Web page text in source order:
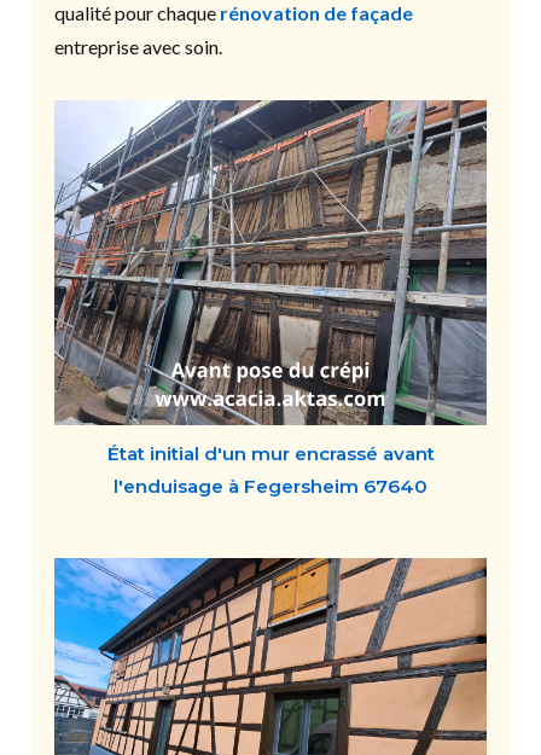
qualité pour chaque rénovation de façade
entreprise avec soin.
État initial d'un mur encrassé avant
l'enduisage à Fegersheim 67640